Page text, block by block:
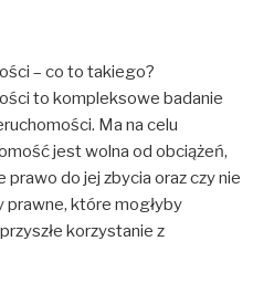
– co to takiego?
to kompleksowe badanie
Ma na celu
jest wolna od obciążeń,
prawo do jej zbycia oraz czy nie
prawne, które mogłyby
korzystanie z